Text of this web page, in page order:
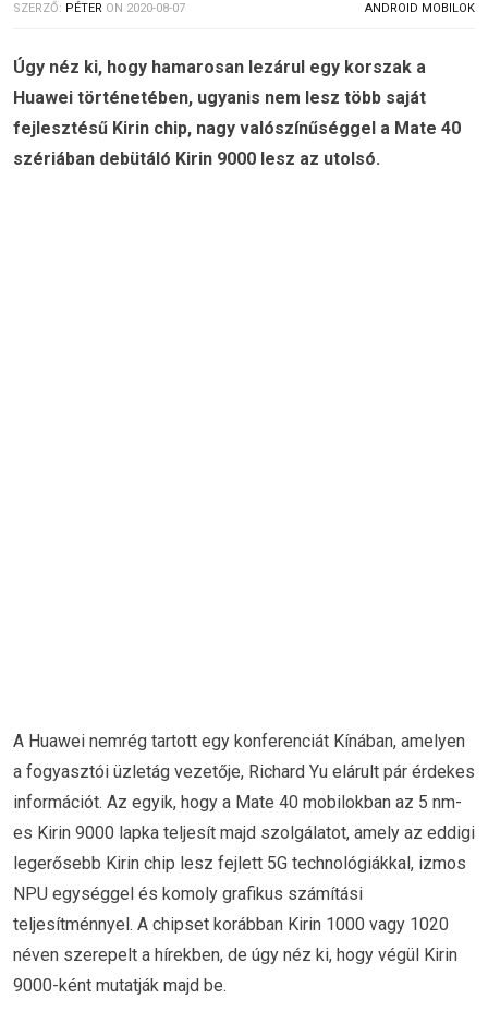
SZERZŐ: PÉTER ON 2020-08-07 ANDROID MOBILOK
Úgy néz ki, hogy hamarosan lezárul egy korszak a
Huawei történetében, ugyanis nem lesz több saját
fejlesztésű Kirin chip, nagy valószínűséggel a Mate 40
szériában debütáló Kirin 9000 lesz az utolsó.
A Huawei nemrég tartott egy konferenciát Kínában, amelyen
a fogyasztói üzletág vezetője, Richard Yu elárult pár érdekes
információt. Az egyik, hogy a Mate 40 mobilokban az 5 nm-
es Kirin 9000 lapka teljesít majd szolgálatot, amely az eddigi
legerősebb Kirin chip lesz fejlett 5G technológiákkal, izmos
NPU egységgel és komoly grafikus számítási
teljesítménnyel. A chipset korábban Kirin 1000 vagy 1020
néven szerepelt a hírekben, de úgy néz ki, hogy végül Kirin
9000-ként mutatják majd be.